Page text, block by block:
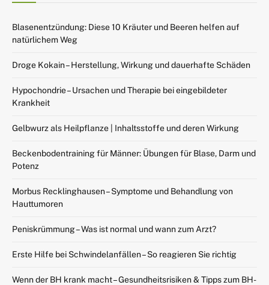
Blasenentzündung: Diese 10 Kräuter und Beeren helfen auf
natürlichem Weg
Droge Kokain – Herstellung, Wirkung und dauerhafte Schäden
Hypochondrie – Ursachen und Therapie bei eingebildeter
Krankheit
Gelbwurz als Heilpflanze | Inhaltsstoffe und deren Wirkung
Beckenbodentraining für Männer: Übungen für Blase, Darm und
Potenz
Morbus Recklinghausen – Symptome und Behandlung von
Hauttumoren
Peniskrümmung – Was ist normal und wann zum Arzt?
Erste Hilfe bei Schwindelanfällen – So reagieren Sie richtig
Wenn der BH krank macht – Gesundheitsrisiken & Tipps zum BH-